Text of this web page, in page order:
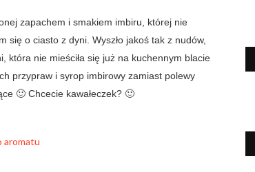
zapachem i smakiem imbiru, której nie
o ciasto z dyni. Wyszło jakoś tak z nudów,
która nie mieściła się już na kuchennym blacie
przypraw i syrop imbirowy zamiast polewy
🙂 Chcecie kawałeczek? 🙂